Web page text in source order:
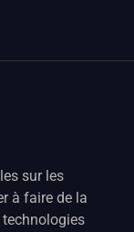
sur les
à faire de la